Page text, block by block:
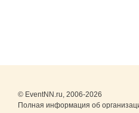
© EventNN.ru, 2006-2026
Полная информация об